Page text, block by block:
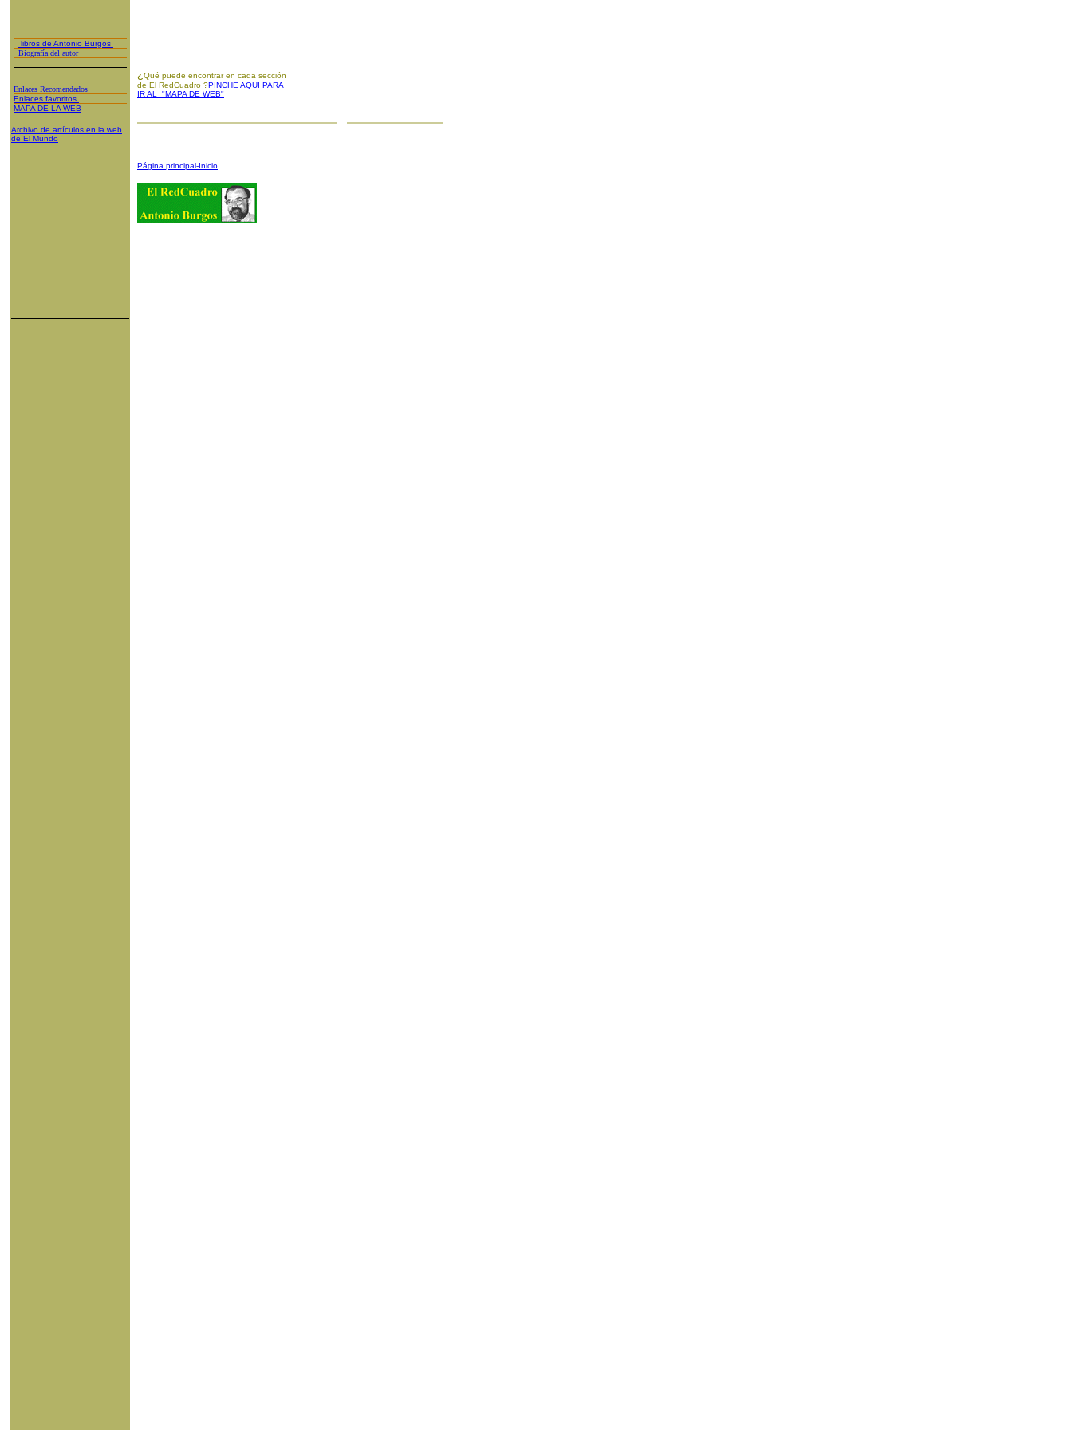
libros de Antonio Burgos
Biografía del autor
Enlaces Recomendados
Enlaces favoritos
MAPA DE LA WEB
Archivo de artículos en la web
de El Mundo
¿ Qué puede encontrar en cada sección
de El RedCuadro ?PINCHE AQUI PARA
IR AL "MAPA DE WEB"
Página principal-Inicio